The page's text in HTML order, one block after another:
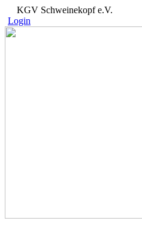
KGV Schweinekopf e.V.
Login